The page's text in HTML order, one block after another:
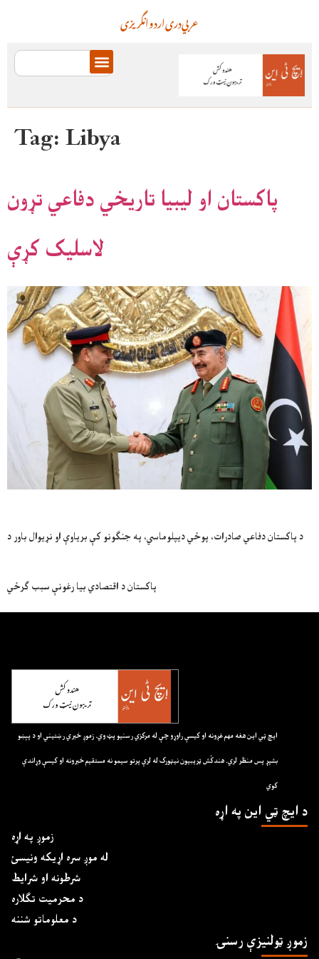
انگریزیاردودریعربي
Tag:Libya
پاکستان او ليبيا تاريخي دفاعي تړون
لاسليک کړې
د پاکستان دفاعي صادرات، پوځي ديپلوماسي، په جنګونو کې بریاوې او نړيوال باور د
پاکستان د اقتصادي بيا رغونې سبب ګرځي
ايچ ټي اين هغه مهم غږونه او کيسې راوړو چې له مرکزي رسنيو پټ وي. زموږ خبري رښتيني او د پېښو
بشپړ پس منظر لري. هندکُش ټريبيون نيټورک له لرې پرتو سيمو نه مستقيم خبرونه او کيسې وړاندې
کوي
د ايچ ټي اين په اړه
زموږ په اړه
له موږ سره اړیکه ونیسئ
شرطونه او شرایط
د محرمیت تګلاره
د معلوماتو شننه
زموږ ټولنیزې رسنۍ